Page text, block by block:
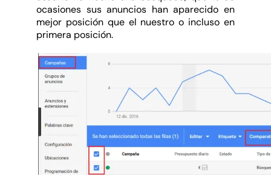
ocasiones sus anuncios han aparecido en
mejor posición que el nuestro o incluso en
primera posición.